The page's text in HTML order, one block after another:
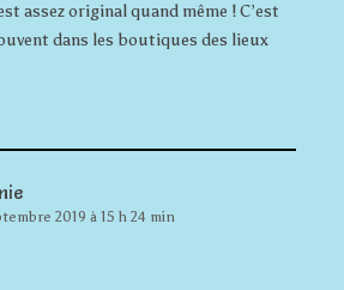
assez original quand même ! C’est
dans les boutiques des lieux
2019 à 15 h 24 min